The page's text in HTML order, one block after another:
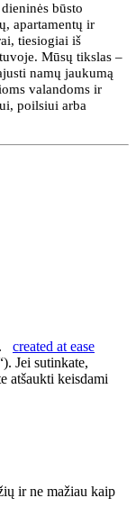
būsto
apartamentų ir
tiesiogiai iš
Mūsų tikslas –
namų jaukumą
valandoms ir
poilsiui arba
created at ease
Jei sutinkate,
atšaukti keisdami
ir ne mažiau kaip